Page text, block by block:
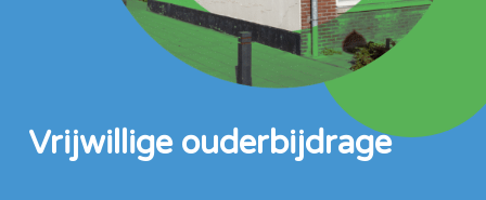
Vrijwillige ouderbijdrage